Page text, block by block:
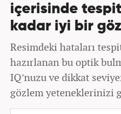
içerisinde
kadar iyi bir
Resimdeki hataları
hazırlanan bu optik
IQ’nuzu ve dikkat
gözlem yeteneklerinizi